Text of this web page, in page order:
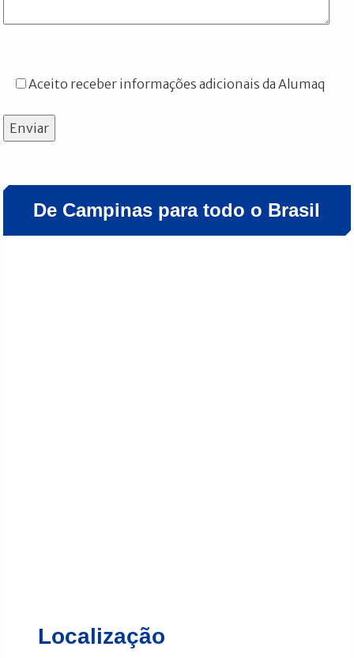
Aceito receber informações adicionais da Alumaq
Enviar
De Campinas para todo o Brasil
Localização